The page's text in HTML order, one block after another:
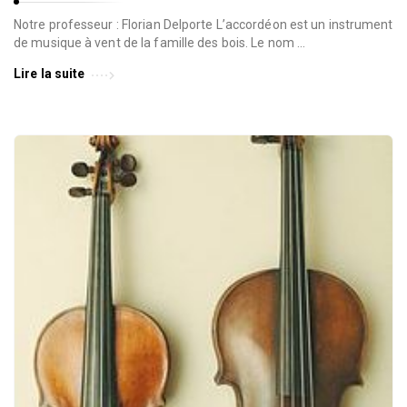
Notre professeur : Florian Delporte L’accordéon est un instrument
de musique à vent de la famille des bois. Le nom …
Lire la suite